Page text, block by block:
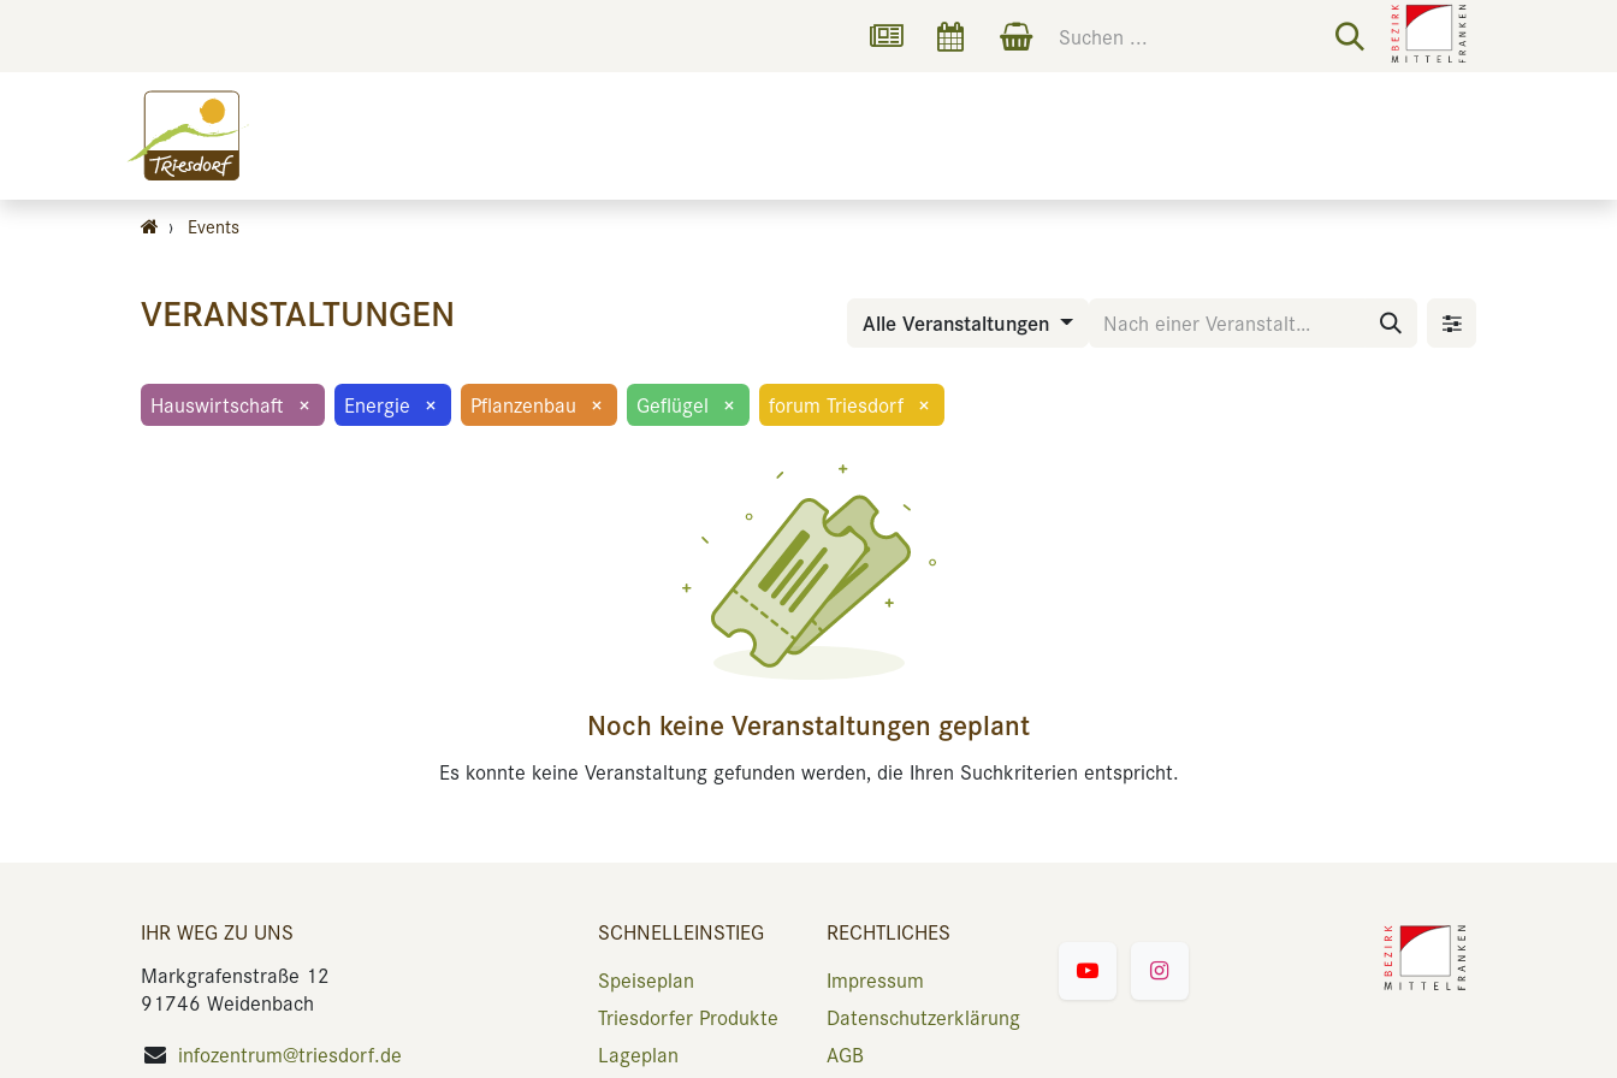
› Events
VERANSTALTUNGEN Alle Veranstaltungen
Hauswirtschaft × Energie × Pflanzenbau × Geflügel × forum Triesdorf ×
Noch keine Veranstaltungen geplant
Es konnte keine Veranstaltung gefunden werden, die Ihren Suchkriterien entspricht.
IHR WEG ZU UNS
Markgrafenstraße 12
91746 Weidenbach
infozentrum@triesdorf.de
SCHNELLEINSTIEG
Speiseplan
Triesdorfer Produkte
Lageplan
RECHTLICHES
Impressum
Datenschutzerklärung
AGB